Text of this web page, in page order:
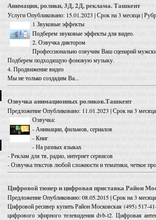
Анимация, ролики, 3Д, 2Д, реклама. Ташкент
УслугиОпубликовано: 15.01.2023 | Срок на 3 месяца |
1 Звуковые эффекты
Подберем звуковые эффекты для видео.
2. Озвучка диктором
Профессионально озвучим Ваш сценарий
Подберем подходящую фоновую музыку.
4. Продвижение видео
Мы не только создадим Ва...
Озвучка анимационных роликов.Ташкент
ПредложениеОпубликовано: 11.01.2023 | Срок на 3
Озвучка:
- Анимации, фильмов, сериалов
- Книг
- На разных языках
- Реклам для тв, радио, интернет сервисов
- Озвучка текстов любой сложности и тематики, четкое
Цифровой тюнер и цифровая приставка Район
ПредложениеОпубликовано: 08.05.2015 | Срок на 3
Цифровой ресивер купить Район Московская (495) 517-
цифрового эфирного телевидения dvb-t2. Цифровая